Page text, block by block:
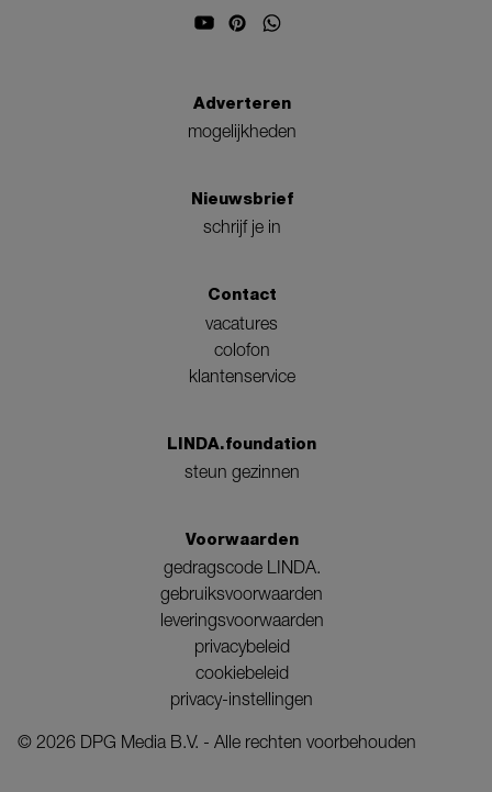
Adverteren
mogelijkheden
Nieuwsbrief
schrijf je in
Contact
vacatures
colofon
klantenservice
LINDA.foundation
steun gezinnen
Voorwaarden
gedragscode LINDA.
gebruiksvoorwaarden
leveringsvoorwaarden
privacybeleid
cookiebeleid
privacy-instellingen
© 2026 DPG Media B.V. - Alle rechten voorbehouden